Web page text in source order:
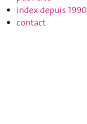
index depuis 1990
contact